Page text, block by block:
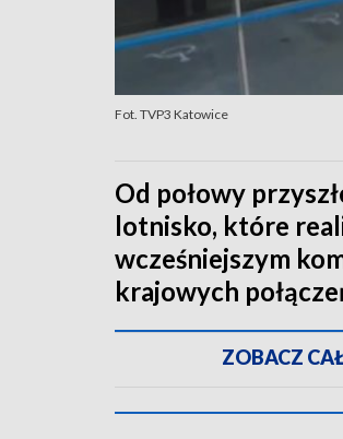
Fot. TVP3 Katowice
Od połowy
lotnisko, które
wcześniejszym
krajowych
ZOBACZ